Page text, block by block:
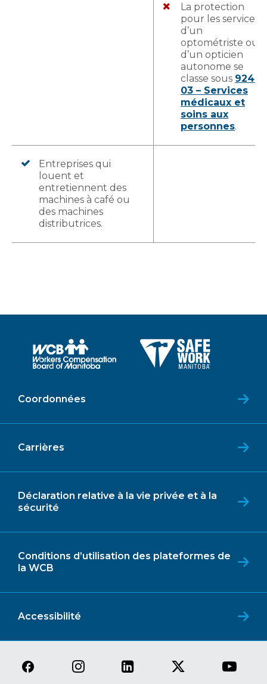
La protection
pour les services
d’un
optométriste ou
d’un opticien
autonome se
classe sous 924-
03 – Services
médicaux et
soins aux
personnes.
Entreprises qui
louent et
entretiennent des
machines à café ou
des machines
distributrices.
Coordonnées
Carrières
Déclaration relative à la vie privée et à la
sécurité
Conditions d’utilisation des plateformes de
la WCB
Accessibilité